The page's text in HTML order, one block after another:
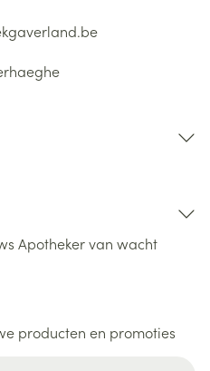
Apotheker van wacht
producten en promoties